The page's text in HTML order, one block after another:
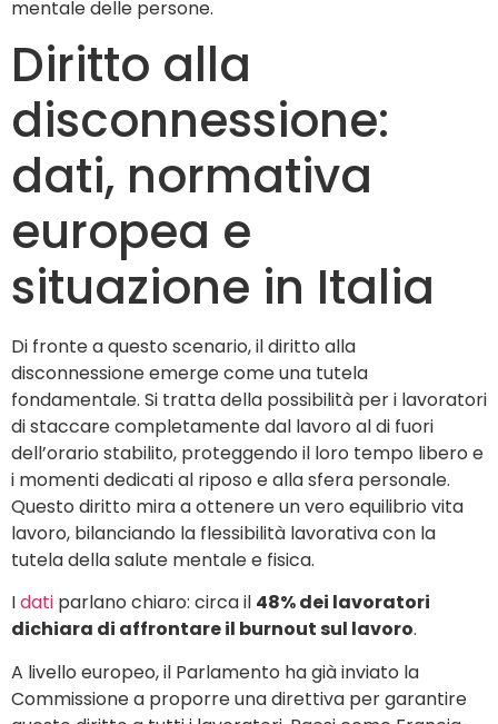
mentale delle persone.
Diritto alla
disconnessione:
dati, normativa
europea e
situazione in Italia
Di fronte a questo scenario, il diritto alla
disconnessione emerge come una tutela
fondamentale. Si tratta della possibilità per i lavoratori
di staccare completamente dal lavoro al di fuori
dell’orario stabilito, proteggendo il loro tempo libero e
i momenti dedicati al riposo e alla sfera personale.
Questo diritto mira a ottenere un vero equilibrio vita
lavoro, bilanciando la flessibilità lavorativa con la
tutela della salute mentale e fisica.
Idati parlano chiaro: circa il 48% dei lavoratori
dichiara di affrontare il burnout sul lavoro.
A livello europeo, il Parlamento ha già inviato la
Commissione a proporre una direttiva per garantire